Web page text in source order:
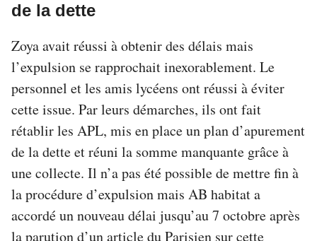
de la dette
Zoya avait réussi à obtenir des délais mais
l’expulsion se rapprochait inexorablement. Le
personnel et les amis lycéens ont réussi à éviter
cette issue. Par leurs démarches, ils ont fait
rétablir les APL, mis en place un plan d’apurement
de la dette et réuni la somme manquante grâce à
une collecte. Il n’a pas été possible de mettre fin à
la procédure d’expulsion mais AB habitat a
accordé un nouveau délai jusqu’au 7 octobre après
la parution d’un article du Parisien sur cette